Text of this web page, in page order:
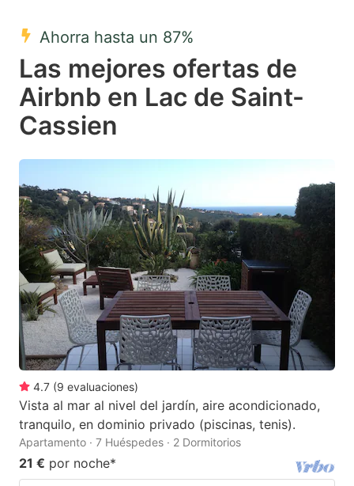
key
to
get
the
keyboard
shortcuts
for
changing
dates.
to
get
the
shortcuts
changing
dates.
Ahorra hasta un 87%
Las mejores ofertas de
Airbnb en Lac de Saint-
Cassien
4.7 (9 evaluaciones)
Vista al mar al nivel del jardín, aire acondicionado,
tranquilo, en dominio privado (piscinas, tenis).
Apartamento · 7 Huéspedes · 2 Dormitorios
21 € por noche*